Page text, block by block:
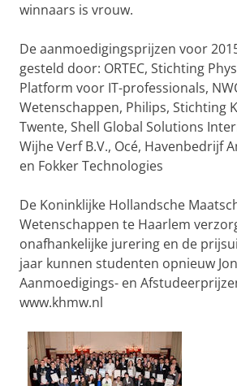
winnaars is vrouw.
De aanmoedigingsprijzen voor
gesteld door: ORTEC, Stichting
Platform voor IT-professionals,
Wetenschappen, Philips, Stichting
Twente, Shell Global Solutions
Wijhe Verf B.V., Océ, Havenbedrijf
en Fokker Technologies
De Koninklijke Hollandsche
Wetenschappen te Haarlem
onafhankelijke jurering en de
jaar kunnen studenten opnieuw
Aanmoedigings- en
www.khmw.nl